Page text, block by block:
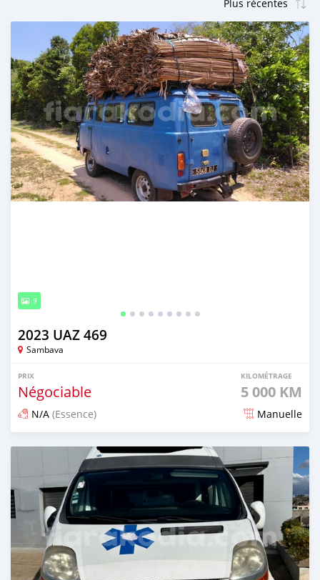
9
2023 UAZ 469
Sambava
PRIX
Négociable
KILOMÉTRAGE
5 000 KM
N/A (Essence) Manuelle
Publié il y a 6 mois